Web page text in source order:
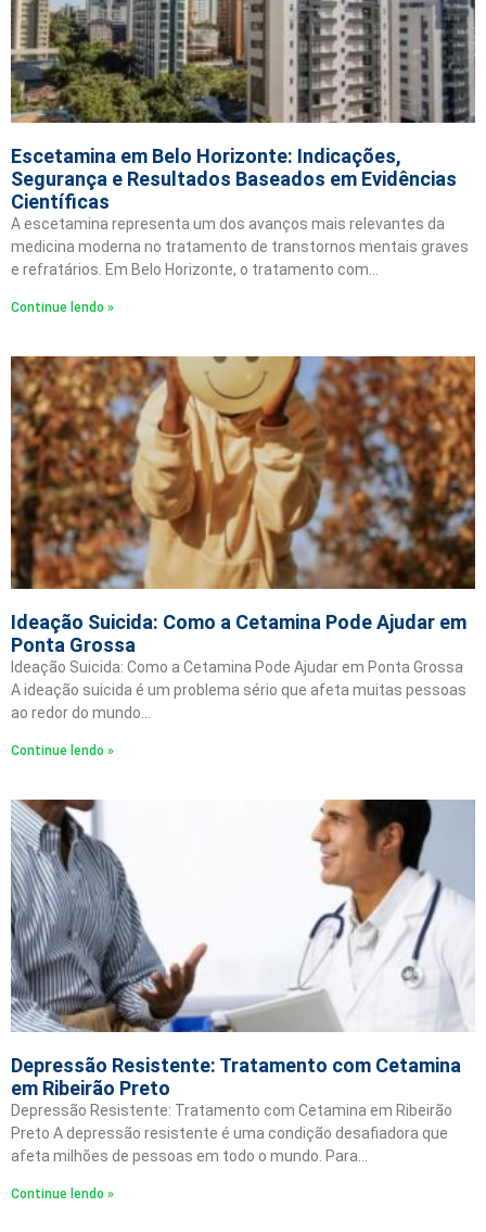
Escetamina em Belo Horizonte: Indicações,
Segurança e Resultados Baseados em Evidências
Científicas
A escetamina representa um dos avanços mais relevantes da
medicina moderna no tratamento de transtornos mentais graves
e refratários. Em Belo Horizonte, o tratamento com…
Continue lendo »
Ideação Suicida: Como a Cetamina Pode Ajudar em
Ponta Grossa
Ideação Suicida: Como a Cetamina Pode Ajudar em Ponta Grossa
A ideação suicida é um problema sério que afeta muitas pessoas
ao redor do mundo…
Continue lendo »
Depressão Resistente: Tratamento com Cetamina
em Ribeirão Preto
Depressão Resistente: Tratamento com Cetamina em Ribeirão
Preto A depressão resistente é uma condição desafiadora que
afeta milhões de pessoas em todo o mundo. Para…
Continue lendo »